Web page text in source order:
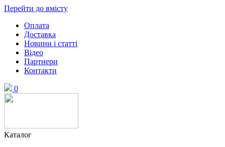
Перейти до вмісту
Оплата
Доставка
Новини і статті
Відео
Партнери
Контакти
0
Каталог